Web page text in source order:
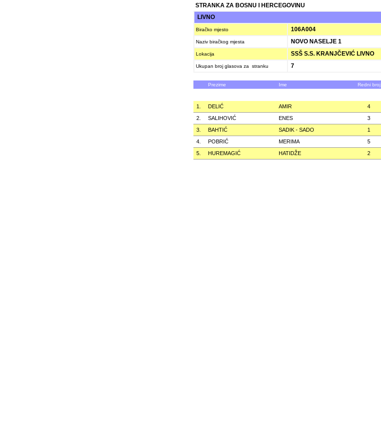
STRANKA ZA BOSNU I HERCEGOVINU
LIVNO
Biračko mjesto 106A004
Naziv biračkog mjesta NOVO NASELJE 1
Lokacija SSŠ S.S. KRANJČEVIĆ LIVNO
Ukupan broj glasova za stranku 7
Prezime Ime Redni broj
1. DELIĆ AMIR 4
2.
SALIHOVIĆ ENES 3
3.
BAHTIĆ SADIK - SADO 1
4.
POBRIĆ MERIMA 5
5.
HUREMAGIĆ HATIDŽE 2